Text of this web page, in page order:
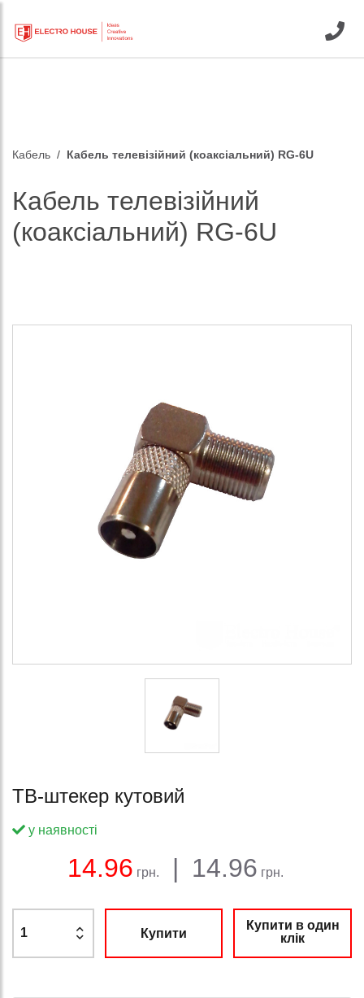
Кабель Кабель телевізійний (коаксіальний) RG-6U
Кабель телевізійний
(коаксіальний) RG-6U
ТВ-штекер кутовий
Баланс:
у наявності
14.96 грн. | 14.96 грн.
Купити
Купити в один
клік